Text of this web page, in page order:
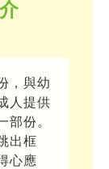
，與幼
人提供
部份。
出框
心應